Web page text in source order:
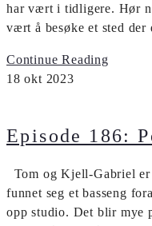
har vært i tidligere. Hør
vært å besøke et sted
Continue Reading
18 okt 2023
Episode 186:
Tom og Kjell-Gabriel
funnet seg et basseng
opp studio. Det blir mye